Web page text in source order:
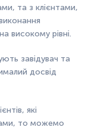
та з клієнтами,
високому рівні.
завідувач та
досвід
які
то можемо